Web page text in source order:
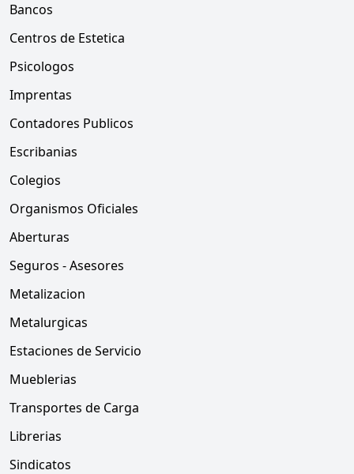
Bancos
Centros de Estetica
Psicologos
Imprentas
Contadores Publicos
Escribanias
Colegios
Organismos Oficiales
Aberturas
Seguros - Asesores
Metalizacion
Metalurgicas
Estaciones de Servicio
Mueblerias
Transportes de Carga
Librerias
Sindicatos